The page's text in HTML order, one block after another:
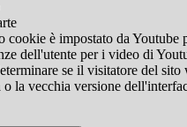
cookie è impostato da Youtube
dell'utente per i video di
se il visitatore del sito
la vecchia versione